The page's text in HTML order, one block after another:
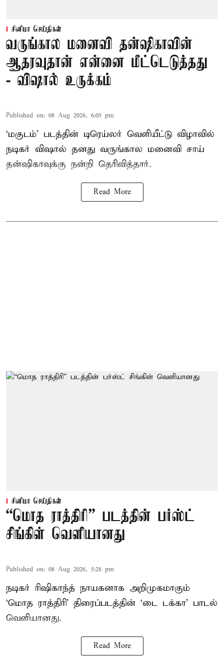
சினிமா செய்திகள்
வருங்கால மனைவி தன்ஷிகாவின்
ஆதரவுதான் என்னை மீட்டெடுத்தது
- விஷால் உருக்கம்
Published on: 08 Aug 2026, 6:05 pm
‘மகுடம்’ படத்தின் டிரெய்லர் வெளியீட்டு விழாவில்
நடிகர் விஷால் தனது வருங்கால மனைவி சாய்
தன்ஷிகாவுக்கு நன்றி தெரிவித்தார்.
Read More
சினிமா செய்திகள்
“மொத ராத்திரி” படத்தின் பர்ஸ்ட்
சிங்கிள் வெளியானது
Published on: 08 Aug 2026, 5:28 pm
நடிகர் ரிஷிகாந்த் நாயகனாக அறிமுகமாகும்
‘மொத ராத்திரி’ திரைப்படத்தின் ‘டை டக்கா’ பாடல்
வெளியானது.
Read More